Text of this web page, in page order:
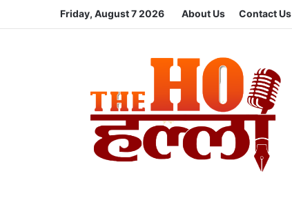
Friday, August 7 2026 About Us Contact Us